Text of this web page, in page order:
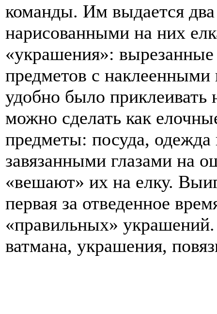
команды. Им выдается два
нарисованными на них
«украшения»:
предметов с наклеенными
удобно было приклеивать
можно сделать как
предметы: посуда,
завязанными глазами на
«вешают» их на елку.
первая за отведенное
«правильных»
ватмана, украшения,